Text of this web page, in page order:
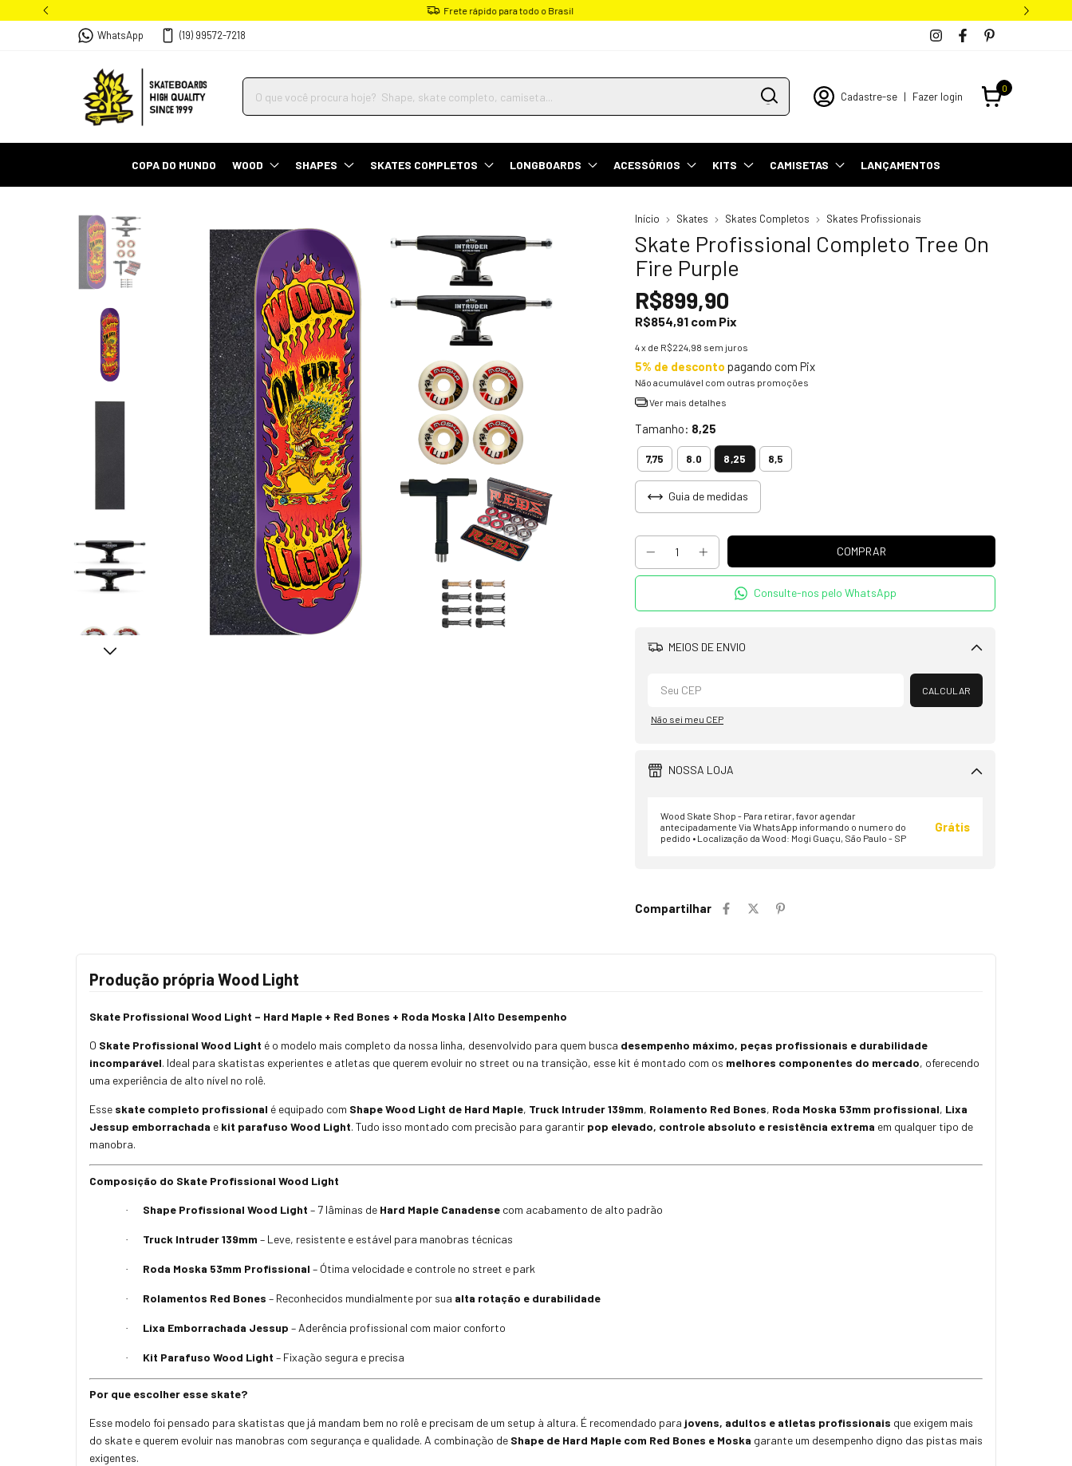
Parcele em até 4x sem juros
WhatsApp (19) 99572-7218
Cadastre-se | Fazer login
0
COPA DO MUNDO WOOD SHAPES SKATES COMPLETOS LONGBOARDS ACESSÓRIOS KITS CAMISETAS LANÇAMENTOS
Início Skates Skates Completos Skates Profissionais
Skate Profissional Completo Tree On
Fire Purple
R$899,90
R$854,91 com Pix
4x de R$224,98 sem juros
5% de desconto pagando com Pix
Não acumulável com outras promoções
Ver mais detalhes
Tamanho: 8,25
7,75 8.0 8,25 8,5
Guia de medidas
Consulte-nos pelo WhatsApp
MEIOS DE ENVIO
Alterar CEP
CALCULAR
Não sei meu CEP
NOSSA LOJA
Wood Skate Shop - Para retirar, favor agendar
antecipadamente Via WhatsApp informando o numero do
pedido • Localização da Wood: Mogi Guaçu, São Paulo - SP
Grátis
Compartilhar
Produção própria Wood Light
Skate Profissional Wood Light – Hard Maple + Red Bones + Roda Moska | Alto Desempenho
O Skate Profissional Wood Light é o modelo mais completo da nossa linha, desenvolvido para quem busca desempenho máximo, peças profissionais e durabilidade
incomparável. Ideal para skatistas experientes e atletas que querem evoluir no street ou na transição, esse kit é montado com os melhores componentes do mercado, oferecendo
uma experiência de alto nível no rolê.
Esse skate completo profissional é equipado com Shape Wood Light de Hard Maple, Truck Intruder 139mm, Rolamento Red Bones, Roda Moska 53mm profissional, Lixa
Jessup emborrachada e kit parafuso Wood Light. Tudo isso montado com precisão para garantir pop elevado, controle absoluto e resistência extrema em qualquer tipo de
manobra.
Composição do Skate Profissional Wood Light
· Shape Profissional Wood Light – 7 lâminas de Hard Maple Canadense com acabamento de alto padrão
· Truck Intruder 139mm – Leve, resistente e estável para manobras técnicas
· Roda Moska 53mm Profissional – Ótima velocidade e controle no street e park
· Rolamentos Red Bones – Reconhecidos mundialmente por sua alta rotação e durabilidade
· Lixa Emborrachada Jessup – Aderência profissional com maior conforto
· Kit Parafuso Wood Light – Fixação segura e precisa
Por que escolher esse skate?
Esse modelo foi pensado para skatistas que já mandam bem no rolê e precisam de um setup à altura. É recomendado para jovens, adultos e atletas profissionais que exigem mais
do skate e querem evoluir nas manobras com segurança e qualidade. A combinação de Shape de Hard Maple com Red Bones e Moska garante um desempenho digno das pistas mais
exigentes.